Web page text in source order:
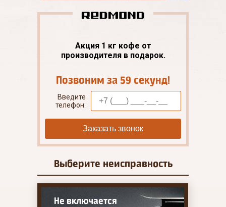
Акция 1 кг кофе от
производителя в подарок.
Позвоним за 59 секунд!
Введите
телефон:
Заказать звонок
Выберите неисправность
Не включается